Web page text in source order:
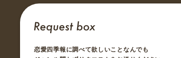
恋愛四季報に調べて欲しいことなんでも